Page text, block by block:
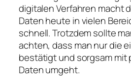
digitalen Verfahren macht
Daten heute in vielen
schnell. Trotzdem sollte
achten, dass man nur die
bestätigt und sorgsam mit
Daten umgeht.